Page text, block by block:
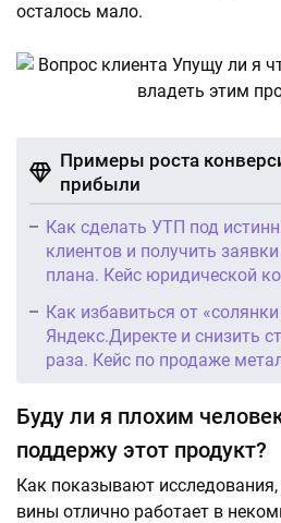
осталось мало.
Примеры роста
прибыли
Как сделать УТП под
клиентов и получить
плана. Кейс юридической
Как избавиться от
Яндекс.Директе и снизить
раза. Кейс по продаже
Буду ли я плохим
поддержу этот продукт?
Как показывают
вины отлично работает в